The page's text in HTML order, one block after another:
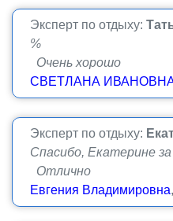
Эксперт по отдыху:
%
Очень хорошо
СВЕТЛАНА
Эксперт по отдыху:
Спасибо, Екатерине
Отлично
Евгения Владимировна